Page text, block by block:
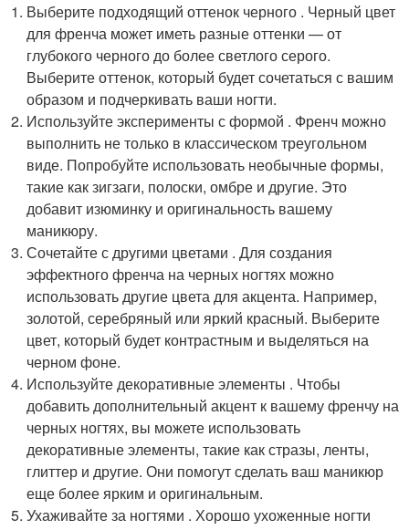
Выберите подходящий оттенок черного . Черный цвет
для френча может иметь разные оттенки — от
глубокого черного до более светлого серого.
Выберите оттенок, который будет сочетаться с вашим
образом и подчеркивать ваши ногти.
Используйте эксперименты с формой . Френч можно
выполнить не только в классическом треугольном
виде. Попробуйте использовать необычные формы,
такие как зигзаги, полоски, омбре и другие. Это
добавит изюминку и оригинальность вашему
маникюру.
Сочетайте с другими цветами . Для создания
эффектного френча на черных ногтях можно
использовать другие цвета для акцента. Например,
золотой, серебряный или яркий красный. Выберите
цвет, который будет контрастным и выделяться на
черном фоне.
Используйте декоративные элементы . Чтобы
добавить дополнительный акцент к вашему френчу на
черных ногтях, вы можете использовать
декоративные элементы, такие как стразы, ленты,
глиттер и другие. Они помогут сделать ваш маникюр
еще более ярким и оригинальным.
Ухаживайте за ногтями . Хорошо ухоженные ногти